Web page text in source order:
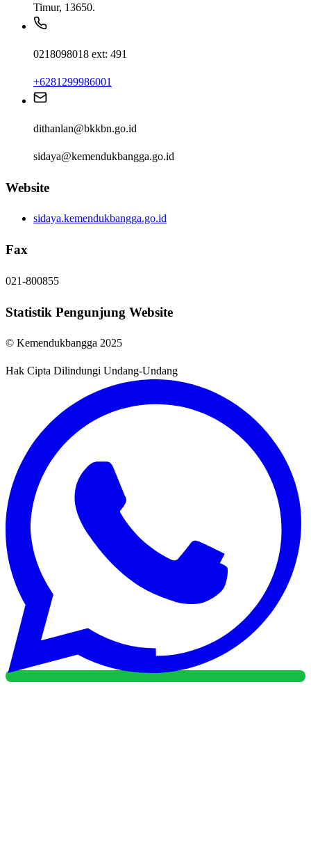
Timur, 13650.
0218098018 ext: 491
+6281299986001
dithanlan@bkkbn.go.id
sidaya@kemendukbangga.go.id
Website
sidaya.kemendukbangga.go.id
Fax
021-800855
Statistik Pengunjung Website
© Kemendukbangga 2025
Hak Cipta Dilindungi Undang-Undang